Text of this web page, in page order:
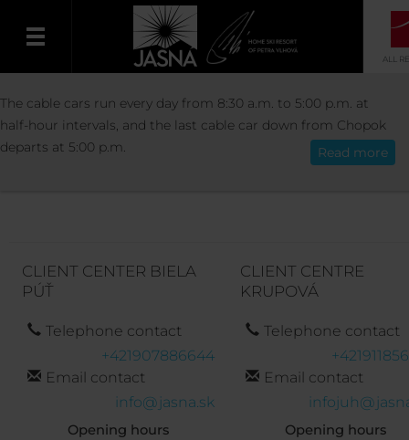
English
ALL
INFORMATION CONTACT
CLIENT CENTER BIELA
PÚŤ
Telephone contact
+421907886644
Email contact
info@jasna.sk
Opening hours
CLIENT CENTRE
KRUPOVÁ
Telephone contact
Email contact
Opening hours
The cable cars run every day from 8:30 a.m. to 5:00 p.m. at
half-hour intervals, and the last cable car down from Chopok
departs at 5:00 p.m.
Read more